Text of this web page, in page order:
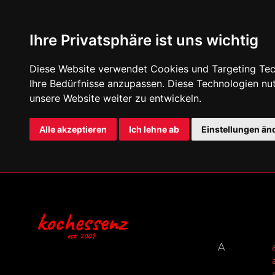
Ihre Privatsphäre ist uns wichtig
Diese Website verwendet Cookies und Targeting
Ihre Bedürfnisse anzupassen. Diese Technologien
unsere Website weiter zu entwickeln.
Alle akzeptieren Ich lehne ab Einstellungen
A